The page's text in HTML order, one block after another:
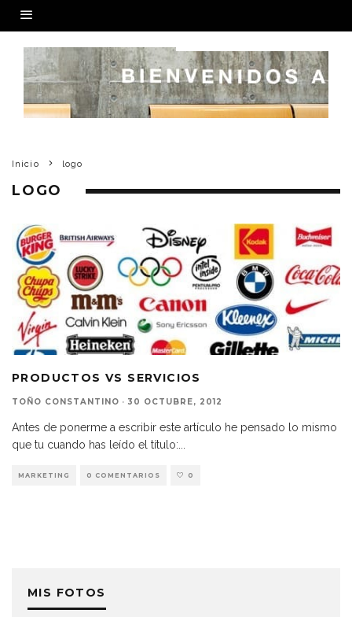
Inicio logo
LOGO
PRODUCTOS VS SERVICIOS
TOÑO CONSTANTINO · 30 OCTUBRE, 2012
Antes de ponerme a escribir este artículo he pensado lo mismo
que tu cuando has leído el título:
MARKETING 0 COMENTARIOS 0
MIS FOTOS